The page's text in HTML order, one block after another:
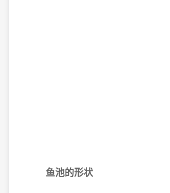
鱼池的形状